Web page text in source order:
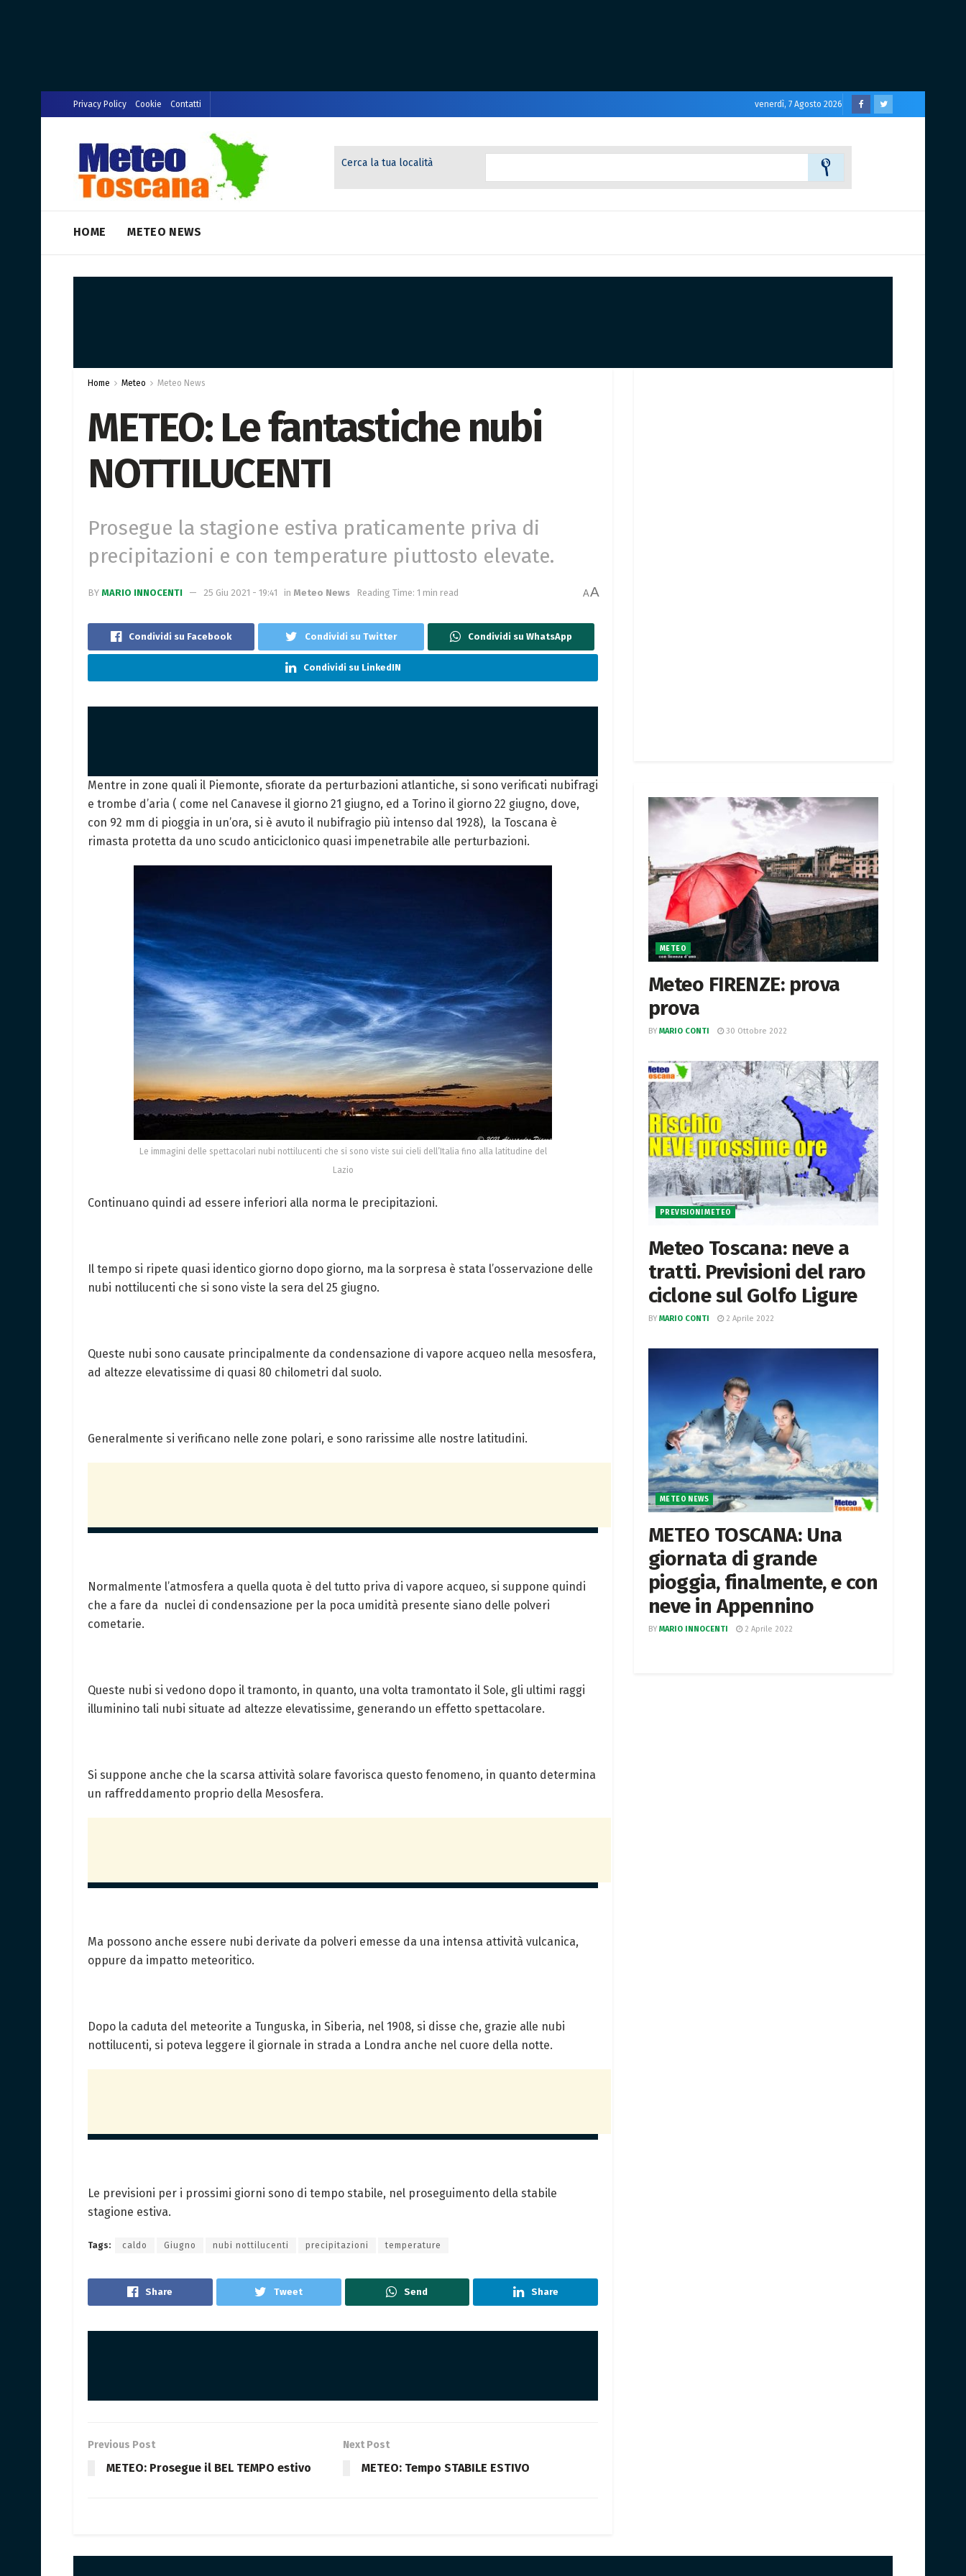
Privacy Policy Cookie Contatti venerdì, 7 Agosto 2026
Cerca la tua località
HOME METEO NEWS
Home Meteo Meteo News
METEO: Le fantastiche nubi
NOTTILUCENTI
Prosegue la stagione estiva praticamente priva di
precipitazioni e con temperature piuttosto elevate.
BY MARIO INNOCENTI 25 Giu 2021 - 19:41 in Meteo News Reading Time: 1 min read AA
Condividi su Facebook Condividi su Twitter Condividi su WhatsApp
Condividi su LinkedIN
Mentre in zone quali il Piemonte, sfiorate da perturbazioni atlantiche, si sono verificati nubifragi
e trombe d’aria ( come nel Canavese il giorno 21 giugno, ed a Torino il giorno 22 giugno, dove,
con 92 mm di pioggia in un’ora, si è avuto il nubifragio più intenso dal 1928), la Toscana è
rimasta protetta da uno scudo anticiclonico quasi impenetrabile alle perturbazioni.
Le immagini delle spettacolari nubi nottilucenti che si sono viste sui cieli dell’Italia fino alla latitudine del
Lazio
Continuano quindi ad essere inferiori alla norma le precipitazioni.
Il tempo si ripete quasi identico giorno dopo giorno, ma la sorpresa è stata l’osservazione delle
nubi nottilucenti che si sono viste la sera del 25 giugno.
Queste nubi sono causate principalmente da condensazione di vapore acqueo nella mesosfera,
ad altezze elevatissime di quasi 80 chilometri dal suolo.
Generalmente si verificano nelle zone polari, e sono rarissime alle nostre latitudini.
Normalmente l’atmosfera a quella quota è del tutto priva di vapore acqueo, si suppone quindi
che a fare da nuclei di condensazione per la poca umidità presente siano delle polveri
cometarie.
Queste nubi si vedono dopo il tramonto, in quanto, una volta tramontato il Sole, gli ultimi raggi
illuminino tali nubi situate ad altezze elevatissime, generando un effetto spettacolare.
Si suppone anche che la scarsa attività solare favorisca questo fenomeno, in quanto determina
un raffreddamento proprio della Mesosfera.
Ma possono anche essere nubi derivate da polveri emesse da una intensa attività vulcanica,
oppure da impatto meteoritico.
Dopo la caduta del meteorite a Tunguska, in Siberia, nel 1908, si disse che, grazie alle nubi
nottilucenti, si poteva leggere il giornale in strada a Londra anche nel cuore della notte.
Le previsioni per i prossimi giorni sono di tempo stabile, nel proseguimento della stabile
stagione estiva.
Tags: caldo Giugno nubi nottilucenti precipitazioni temperature
Share Tweet Send Share
Previous Post
METEO: Prosegue il BEL TEMPO estivo
Next Post
METEO: Tempo STABILE ESTIVO
METEO
Meteo FIRENZE: prova
prova
BY MARIO CONTI 30 Ottobre 2022
PREVISIONI METEO
Meteo Toscana: neve a
tratti. Previsioni del raro
ciclone sul Golfo Ligure
BY MARIO CONTI 2 Aprile 2022
METEO NEWS
METEO TOSCANA: Una
giornata di grande
pioggia, finalmente, e con
neve in Appennino
BY MARIO INNOCENTI 2 Aprile 2022